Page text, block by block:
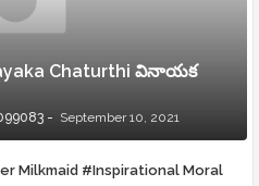
Chaturthi వినాయక
September 10, 2021
Milkmaid #Inspirational Moral